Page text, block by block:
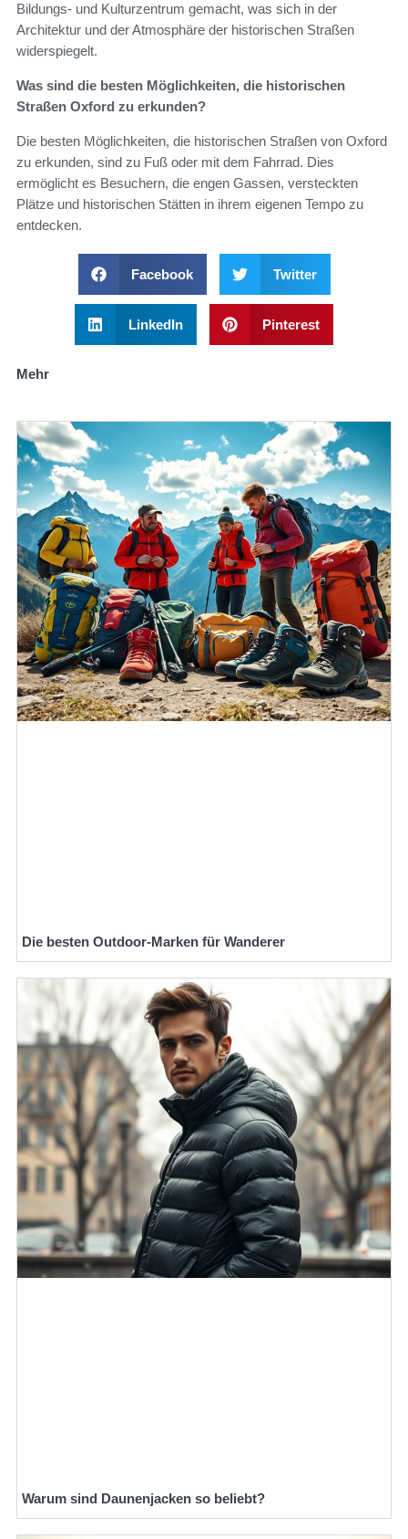
Bildungs- und Kulturzentrum gemacht, was sich in der
Architektur und der Atmosphäre der historischen Straßen
widerspiegelt.
Was sind die besten Möglichkeiten, die historischen
Straßen Oxford zu erkunden?
Die besten Möglichkeiten, die historischen Straßen von Oxford
zu erkunden, sind zu Fuß oder mit dem Fahrrad. Dies
ermöglicht es Besuchern, die engen Gassen, versteckten
Plätze und historischen Stätten in ihrem eigenen Tempo zu
entdecken.
Facebook Twitter
LinkedIn Pinterest
Mehr
Die besten Outdoor-Marken für Wanderer
Warum sind Daunenjacken so beliebt?